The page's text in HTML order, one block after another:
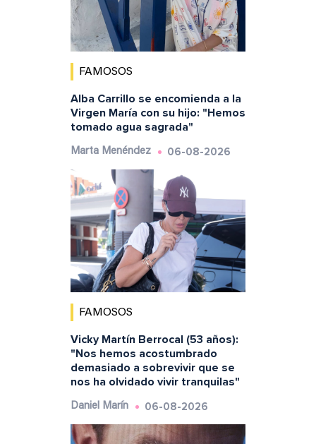
FAMOSOS
Alba Carrillo se encomienda a la
Virgen María con su hijo: "Hemos
tomado agua sagrada"
Marta Menéndez 06-08-2026
FAMOSOS
Vicky Martín Berrocal (53 años):
"Nos hemos acostumbrado
demasiado a sobrevivir que se
nos ha olvidado vivir tranquilas"
Daniel Marín 06-08-2026